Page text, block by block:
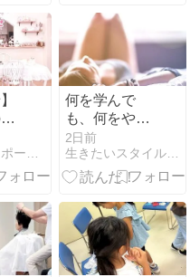
何を学んで
も、何をやっ
ても最後だけ
変わらない理
由
2日前
生きたいスタイルを思いのままにする新次元カウンセリング